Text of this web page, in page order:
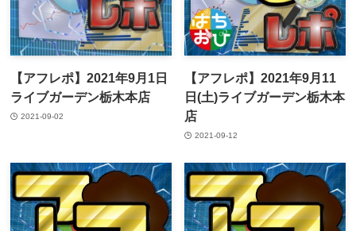
【アフレポ】2021年9月1日
ライブガーデン栃木本店
2021-09-02
【アフレポ】2021年9月11
日(土)ライブガーデン栃木本
店
2021-09-12